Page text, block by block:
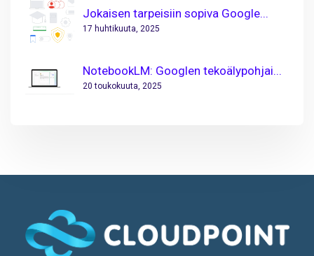
Jokaisen tarpeisiin sopiva Google...
17 huhtikuuta, 2025
NotebookLM: Googlen tekoälypohjai...
20 toukokuuta, 2025